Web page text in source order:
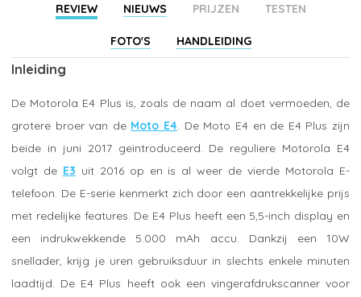
REVIEW NIEUWS PRIJZEN TESTEN
FOTO'S HANDLEIDING
Inleiding
De Motorola E4 Plus is, zoals de naam al doet vermoeden, de
grotere broer van de Moto E4 . De Moto E4 en de E4 Plus zijn
beide in juni 2017 geintroduceerd. De reguliere Motorola E4
volgt de E3 uit 2016 op en is al weer de vierde Motorola E-
telefoon. De E-serie kenmerkt zich door een aantrekkelijke prijs
met redelijke features. De E4 Plus heeft een 5,5-inch display en
een indrukwekkende 5.000 mAh accu. Dankzij een 10W
snellader, krijg je uren gebruiksduur in slechts enkele minuten
laadtijd. De E4 Plus heeft ook een vingerafdrukscanner voor